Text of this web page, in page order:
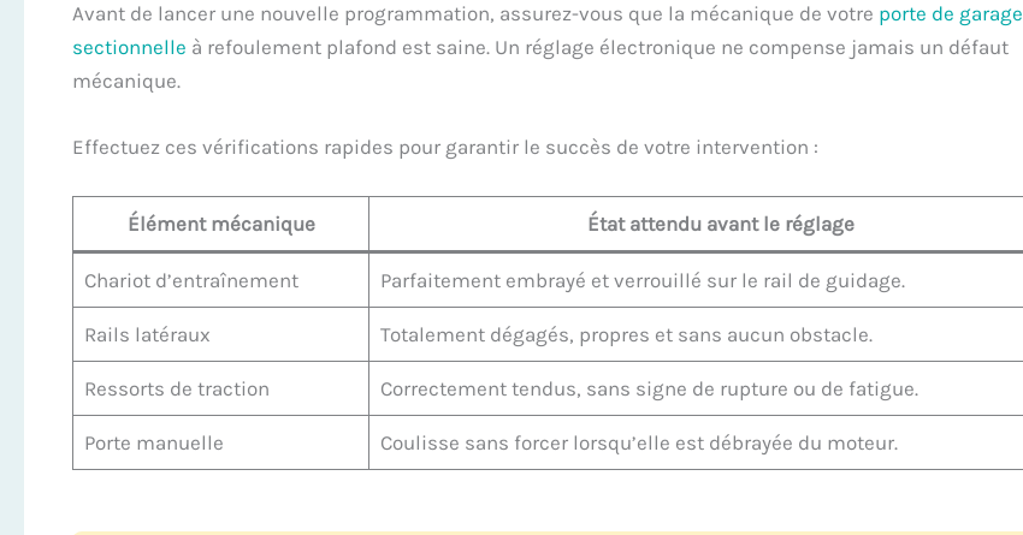
Avant de lancer une nouvelle programmation, assurez-vous que la mécanique de votre porte de garage
sectionnelle à refoulement plafond est saine. Un réglage électronique ne compense jamais un défaut
mécanique.
Effectuez ces vérifications rapides pour garantir le succès de votre intervention :
Élément mécanique État attendu avant le réglage
Chariot d’entraînement Parfaitement embrayé et verrouillé sur le rail de guidage.
Rails latéraux Totalement dégagés, propres et sans aucun obstacle.
Ressorts de traction Correctement tendus, sans signe de rupture ou de fatigue.
Porte manuelle Coulisse sans forcer lorsqu’elle est débrayée du moteur.